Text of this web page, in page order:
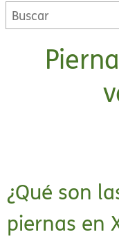
Buscar
en
biblioteca
¿Qué son
piernas en